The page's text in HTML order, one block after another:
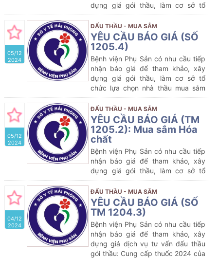
dựng giá gói thầu, làm cơ sở tổ
chức lựa chọn nhà thầu mua sắm
gói thầu dự kiến:Mua sắm Hàng
hóa của Bệnh viện Phụ Sản năm
2024-2025
05/12
2024
ĐẤU THẦU - MUA SẮM
YÊU CẦU BÁO GIÁ (SỐ
1205.4)
Bệnh viện Phụ Sản có nhu cầu tiếp
nhận báo giá để tham khảo, xây
dựng giá gói thầu, làm cơ sở tổ
chức lựa chọn nhà thầu mua sắm
gói thầu dự kiến:Mua sắmHóa chất
của Bệnh viện Phụ Sản năm 2025
05/12
2024
ĐẤU THẦU - MUA SẮM
YÊU CẦU BÁO GIÁ (TM
1205.2): Mua sắm Hóa
chất
Bệnh viện Phụ Sản có nhu cầu tiếp
nhận báo giá để tham khảo, xây
dựng giá gói thầu, làm cơ sở tổ
chức lựa chọn nhà thầu mua sắm
gói thầu dự kiến:Mua sắm
chấtcủa Bệnh viện Phụ Sản năm
2024-2025
04/12
2024
ĐẤU THẦU - MUA SẮM
YÊU CẦU BÁO GIÁ (SỐ
TM 1204.3)
Bệnh viện Phụ Sản có nhu cầu tiếp
nhận báo giá để tham khảo, xây
dựng giá dịch vụ tư vấn đấu thầu
gói thầu: Cung cấp thuốc 2024 của